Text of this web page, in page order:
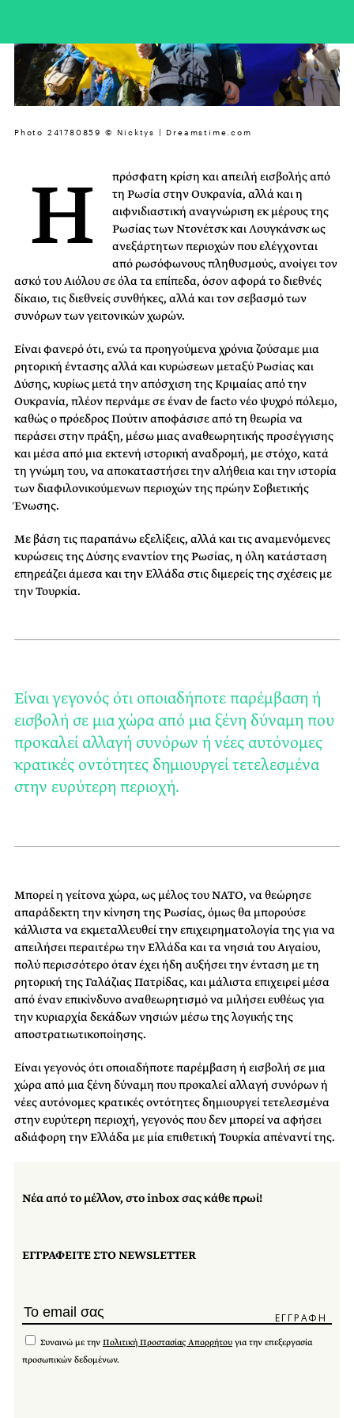
Photo 241780859 © Nicktys | Dreamstime.com
Η
πρόσφατη κρίση και απειλή εισβολής από
τη Ρωσία στην Ουκρανία, αλλά και η
αιφνιδιαστική αναγνώριση εκ μέρους της
Ρωσίας των Ντονέτσκ και Λουγκάνσκ ως
ανεξάρτητων περιοχών που ελέγχονται
από ρωσόφωνους πληθυσμούς, ανοίγει τον
ασκό του Αιόλου σε όλα τα επίπεδα, όσον αφορά το διεθνές
δίκαιο, τις διεθνείς συνθήκες, αλλά και τον σεβασμό των
συνόρων των γειτονικών χωρών.
Είναι φανερό ότι, ενώ τα προηγούμενα χρόνια ζούσαμε μια
ρητορική έντασης αλλά και κυρώσεων μεταξύ Ρωσίας και
Δύσης, κυρίως μετά την απόσχιση της Κριμαίας από την
Ουκρανία, πλέον περνάμε σε έναν de facto νέο ψυχρό πόλεμο,
καθώς ο πρόεδρος Πούτιν αποφάσισε από τη θεωρία να
περάσει στην πράξη, μέσω μιας αναθεωρητικής προσέγγισης
και μέσα από μια εκτενή ιστορική αναδρομή, με στόχο, κατά
τη γνώμη του, να αποκαταστήσει την αλήθεια και την ιστορία
των διαφιλονικούμενων περιοχών της πρώην Σοβιετικής
Ένωσης.
Με βάση τις παραπάνω εξελίξεις, αλλά και τις αναμενόμενες
κυρώσεις της Δύσης εναντίον της Ρωσίας, η όλη κατάσταση
επηρεάζει άμεσα και την Ελλάδα στις διμερείς της σχέσεις με
την Τουρκία.
Είναι γεγονός ότι οποιαδήποτε παρέμβαση ή
εισβολή σε μια χώρα από μια ξένη δύναμη που
προκαλεί αλλαγή συνόρων ή νέες αυτόνομες
κρατικές οντότητες δημιουργεί τετελεσμένα
στην ευρύτερη περιοχή.
Μπορεί η γείτονα χώρα, ως μέλος του ΝΑΤΟ, να θεώρησε
απαράδεκτη την κίνηση της Ρωσίας, όμως θα μπορούσε
κάλλιστα να εκμεταλλευθεί την επιχειρηματολογία της για να
απειλήσει περαιτέρω την Ελλάδα και τα νησιά του Αιγαίου,
πολύ περισσότερο όταν έχει ήδη αυξήσει την ένταση με τη
ρητορική της Γαλάζιας Πατρίδας, και μάλιστα επιχειρεί μέσα
από έναν επικίνδυνο αναθεωρητισμό να μιλήσει ευθέως για
την κυριαρχία δεκάδων νησιών μέσω της λογικής της
αποστρατιωτικοποίησης.
Είναι γεγονός ότι οποιαδήποτε παρέμβαση ή εισβολή σε μια
χώρα από μια ξένη δύναμη που προκαλεί αλλαγή συνόρων ή
νέες αυτόνομες κρατικές οντότητες δημιουργεί τετελεσμένα
στην ευρύτερη περιοχή, γεγονός που δεν μπορεί να αφήσει
αδιάφορη την Ελλάδα με μία επιθετική Τουρκία απέναντί της.
Νέα από το μέλλον, στο inbox σας κάθε πρωί!
ΕΓΓΡΑΦΕΙΤΕ ΣΤΟ NEWSLETTER
Συναινώ με την Πολιτική Προστασίας Απορρήτου για την επεξεργασία
προσωπικών δεδομένων.